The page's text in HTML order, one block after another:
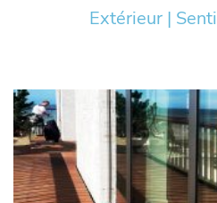
Extérieur |